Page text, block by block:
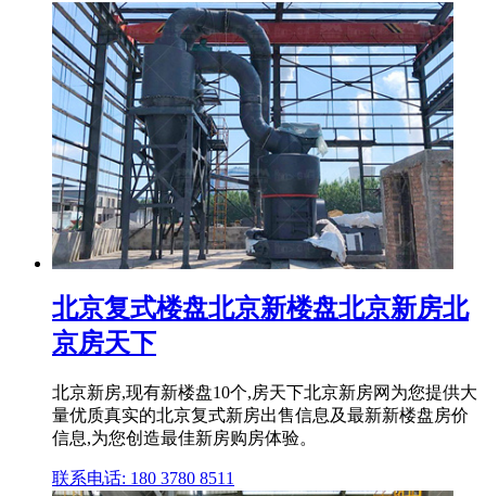
北京复式楼盘北京新楼盘北京新房北
京房天下
北京新房,现有新楼盘10个,房天下北京新房网为您提供大
量优质真实的北京复式新房出售信息及最新新楼盘房价
信息,为您创造最佳新房购房体验。
联系电话: 180 3780 8511